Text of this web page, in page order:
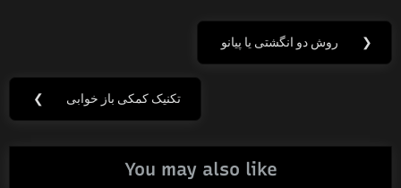
راهبری
نوشته
❮
Previous
روش دو انگشتی یا پیانو
Next
تکنیک کمکی باز خوابی ❯
You may also like